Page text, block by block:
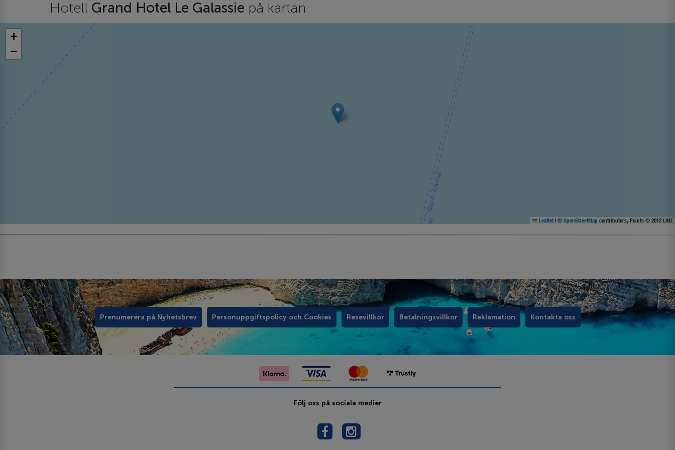
Hotell Grand Hotel Le Galassie på kartan
+
−
Leaflet | © OpenStreetMap contributors, Points © 2012 LINZ
Prenumerera på Nyhetsbrev Personuppgiftspolicy och Cookies Resevillkor Betalningsvillkor Reklamation Kontakta oss
Följ oss på sociala medier